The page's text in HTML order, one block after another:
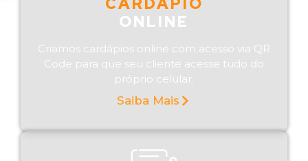
ONLINE
Criamos cardápios online com acesso via QR
Code para que seu cliente acesse tudo do
próprio celular.
Saiba Mais